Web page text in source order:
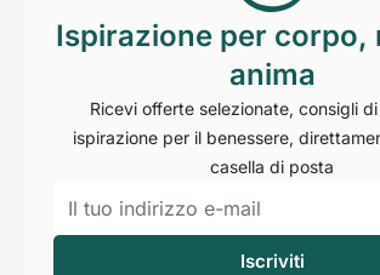
Ispirazione per corpo,
anima
Ricevi offerte selezionate, consigli
ispirazione per il benessere,
casella di posta
Iscriviti